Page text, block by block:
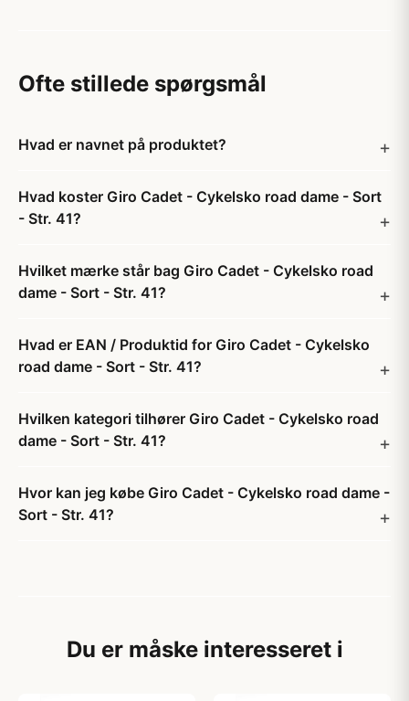
Ofte stillede spørgsmål
Hvad er navnet på produktet?
Hvad koster Giro Cadet - Cykelsko road dame - Sort
- Str. 41?
Hvilket mærke står bag Giro Cadet - Cykelsko road
dame - Sort - Str. 41?
Hvad er EAN / Produktid for Giro Cadet - Cykelsko
road dame - Sort - Str. 41?
Hvilken kategori tilhører Giro Cadet - Cykelsko road
dame - Sort - Str. 41?
Hvor kan jeg købe Giro Cadet - Cykelsko road dame -
Sort - Str. 41?
Du er måske interesseret i